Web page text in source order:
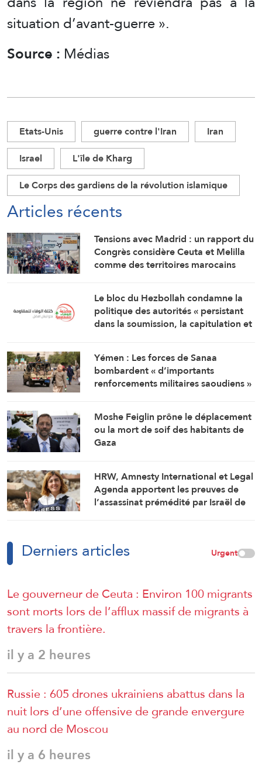
situation d’avant-guerre ».
Source : Médias
Etats-Unis guerre contre l'Iran
Iran
Israel
L'île de Kharg
Le Corps des gardiens de la révolution islamique
Articles récents
Tensions avec Madrid : un rapport du
Congrès considère Ceuta et Melilla
comme des territoires marocains
Le bloc du Hezbollah condamne la
politique des autorités « persistant
dans la soumission, la capitulation et
Yémen : Les forces de Sanaa
bombardent « d’importants
renforcements militaires saoudiens »
des régions libérées
Moshe Feiglin prône le déplacement
ou la mort de soif des habitants de
Gaza
HRW, Amnesty International et Legal
Agenda apportent les preuves de
l’assassinat prémédité par Israël de
Derniers articles Urgent
Le gouverneur de Ceuta : Environ 100 migrants
sont morts lors de l’afflux massif de migrants à
travers la frontière.
il y a 2 heures
Russie : 605 drones ukrainiens abattus dans la
nuit lors d’une offensive de grande envergure
au nord de Moscou
il y a 6 heures